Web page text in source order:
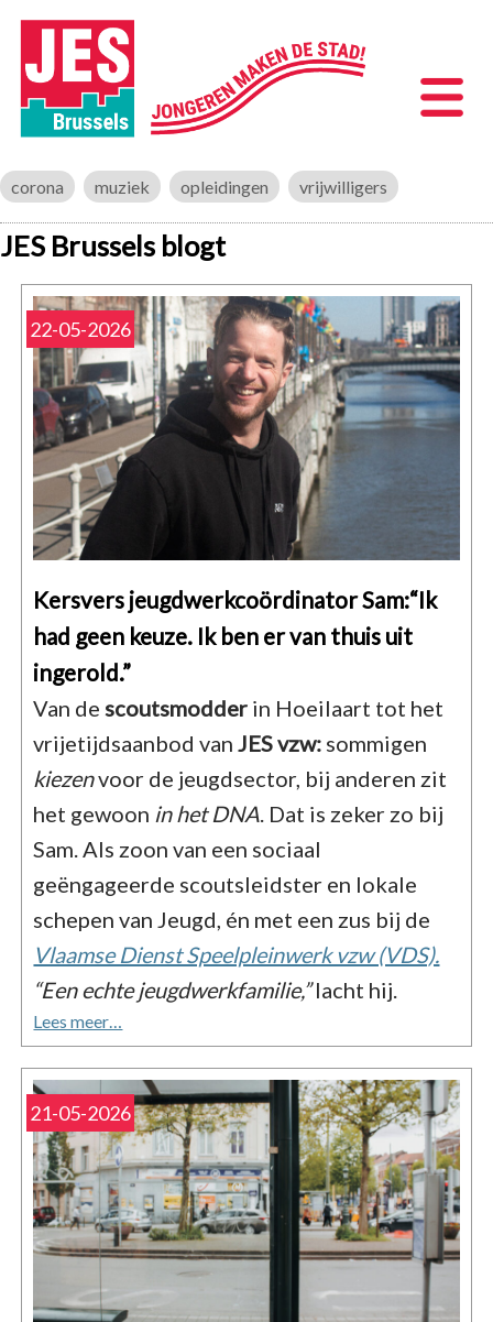
corona muziek opleidingen vrijwilligers
JES Brussels blogt
22-05-2026
Kersvers jeugdwerkcoördinator Sam:“Ik
had geen keuze. Ik ben er van thuis uit
ingerold.”
Van de scoutsmodder in Hoeilaart tot het
vrijetijdsaanbod van JES vzw: sommigen
kiezenvoor de jeugdsector, bij anderen zit
het gewoon in het DNA . Dat is zeker zo bij
Sam. Als zoon van een sociaal
geëngageerde scoutsleidster en lokale
schepen van Jeugd, én met een zus bij de
Vlaamse Dienst Speelpleinwerk vzw (VDS).
“Een echte jeugdwerkfamilie,”lacht hij.
Lees meer…
21-05-2026